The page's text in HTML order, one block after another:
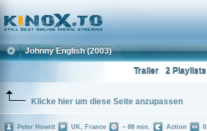
Home
Johnny English (2003)
2 Playlists
Trailer
Klicke hier um diese Seite anzupassen
Peter Howitt UK, France ~ 88 min. Action 0